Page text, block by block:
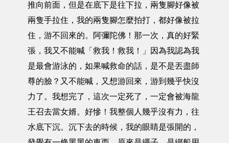
推向前面，但是在底下是往下拉，兩隻腳好像被
兩隻手拉住，我的兩隻腳怎麼拍打，都好像被拉
住，游不回來的。阿彌陀佛！那一次，真的好緊
張，我又不能喊「救我！救我！」因為我認為我
是最會游泳的，如果喊救命的話，是不是丟盡師
尊的臉？又不能喊，又想游回來，游到幾乎快沒
力了。我想完了，這次一定死了，一定會被海龍
王召去當女婿。好慘！我整個人幾乎沒有力，往
水底下沉。沉下去的時候，我的眼睛是張開的，